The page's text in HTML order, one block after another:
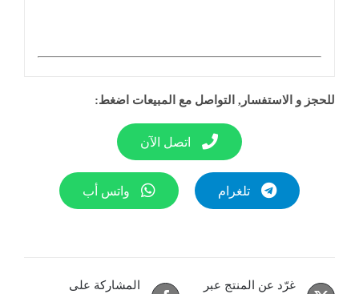
للحجز و الاستفسار, التواصل مع المبيعات اضغط:
اتصل الآن
تلغرام واتس أب
المشاركة على
غرّد عن المنتج عبر